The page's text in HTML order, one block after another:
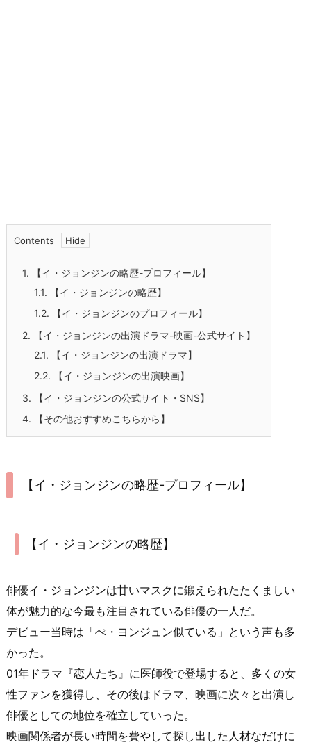
Contents
1. 【イ・ジョンジンの略歴-プロフィール】
1.1. 【イ・ジョンジンの略歴】
1.2. 【イ・ジョンジンのプロフィール】
2. 【イ・ジョンジンの出演ドラマ-映画-公式サイト】
2.1. 【イ・ジョンジンの出演ドラマ】
2.2. 【イ・ジョンジンの出演映画】
3. 【イ・ジョンジンの公式サイト・SNS】
4. 【その他おすすめこちらから】
【イ・ジョンジンの略歴-プロフィール】
【イ・ジョンジンの略歴】
俳優イ・ジョンジンは甘いマスクに鍛えられたたくましい
体が魅力的な今最も注目されている俳優の一人だ。
デビュー当時は「ぺ・ヨンジュン似ている」という声も多
かった。
01年ドラマ『恋人たち』に医師役で登場すると、多くの女
性ファンを獲得し、その後はドラマ、映画に次々と出演し
俳優としての地位を確立していった。
映画関係者が長い時間を費やして探し出した人材なだけに